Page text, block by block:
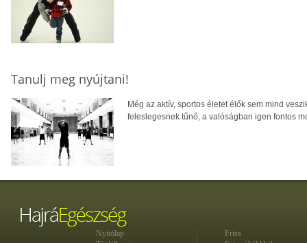
Tanulj meg nyújtani!
Még az aktív, sportos életet élők sem mind
feleslegesnek tűnő, a valóságban igen fontos
Nyitólap
Friss